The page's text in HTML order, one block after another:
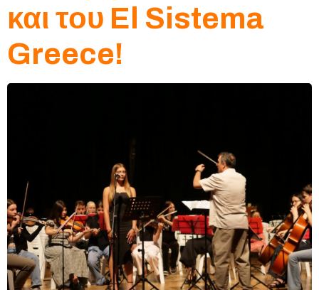
και του El Sistema
Greece!